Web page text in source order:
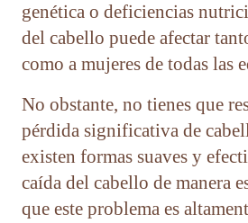
genética o deficiencias
del cabello puede afectar
como a mujeres de todas las
No obstante, no tienes que
pérdida significativa de
existen formas suaves y
caída del cabello de manera
que este problema es